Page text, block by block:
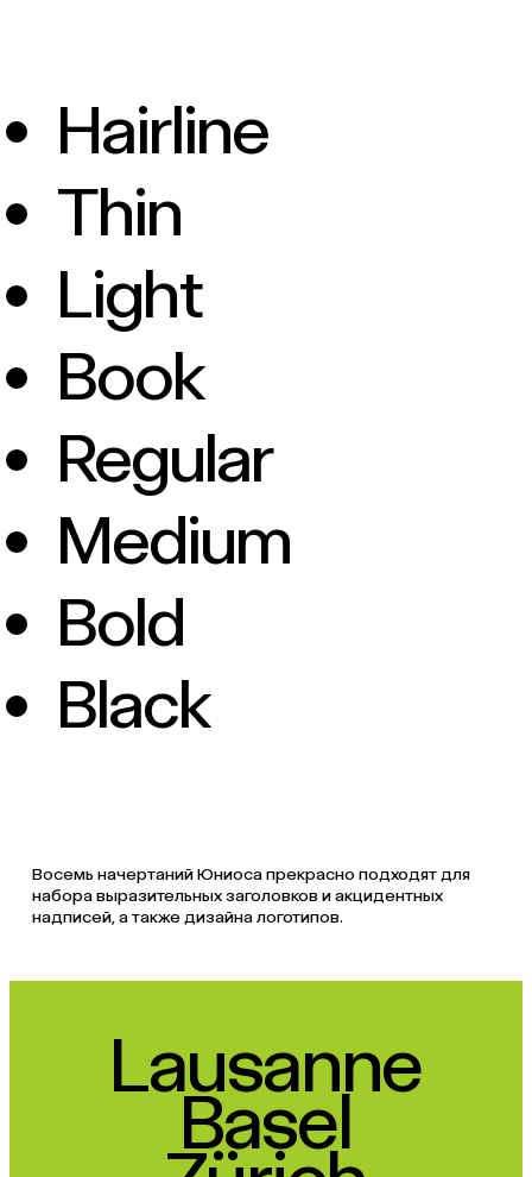
Hairline
Thin
Light
Book
Regular
Medium
Bold
Black
Восемь начертаний Юниоса прекрасно подходят для
набора выразительных заголовков и акцидентных
надписей, а также дизайна логотипов.
Lausanne
Basel